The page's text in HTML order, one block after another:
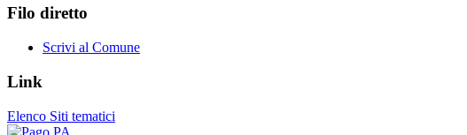
Filo diretto
Scrivi al Comune
Link
Elenco Siti tematici